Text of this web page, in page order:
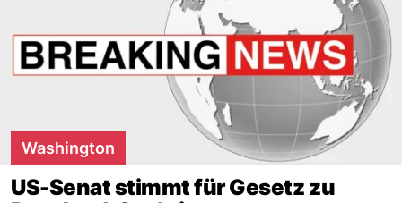
Washington
US-Senat stimmt für Gesetz zu